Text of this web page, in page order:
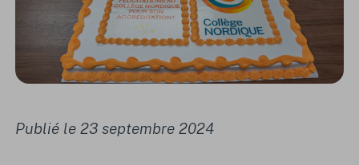
Publié le 23 septembre 2024